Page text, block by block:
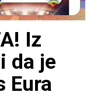
Iz
da je
Eura